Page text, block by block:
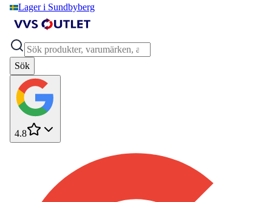
Lager i Sundbyberg
Sök
4.8